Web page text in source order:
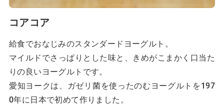
コアコア
給食でおなじみのスタンダードヨーグルト。
マイルドでさっぱりとした味と、きめがこまかく口当た
りの良いヨーグルトです。
愛知ヨークは、ガゼリ菌を使ったのむヨーグルトを197
0年に日本で初めて作りました。